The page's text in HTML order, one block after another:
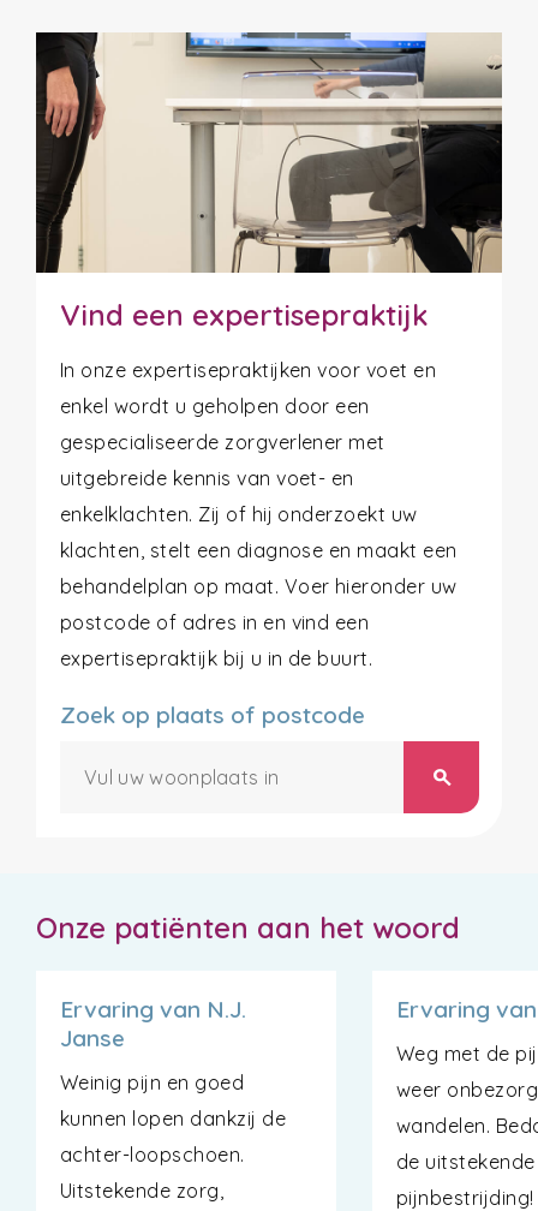
Vind een expertisepraktijk
In onze expertisepraktijken voor voet en
enkel wordt u geholpen door een
gespecialiseerde zorgverlener met
uitgebreide kennis van voet- en
enkelklachten. Zij of hij onderzoekt uw
klachten, stelt een diagnose en maakt een
behandelplan op maat. Voer hieronder uw
postcode of adres in en vind een
expertisepraktijk bij u in de buurt.
Zoek op plaats of postcode
search
Onze patiënten aan het woord
Ervaring van N.J.
Janse
Weinig pijn en goed
kunnen lopen dankzij de
achter-loopschoen.
Uitstekende zorg,
Ervaring van
Weg met de
weer
wandelen.
de
pijnbestrijding!